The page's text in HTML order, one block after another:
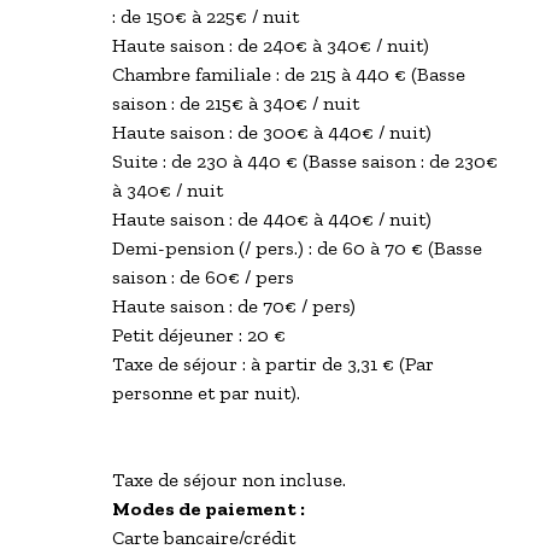
: de 150€ à 225€ / nuit
Haute saison : de 240€ à 340€ / nuit)
Chambre familiale : de 215 à 440 € (Basse
saison : de 215€ à 340€ / nuit
Haute saison : de 300€ à 440€ / nuit)
Suite : de 230 à 440 € (Basse saison : de 230€
à 340€ / nuit
Haute saison : de 440€ à 440€ / nuit)
Demi-pension (/ pers.) : de 60 à 70 € (Basse
saison : de 60€ / pers
Haute saison : de 70€ / pers)
Petit déjeuner : 20 €
Taxe de séjour : à partir de 3,31 € (Par
personne et par nuit).
Taxe de séjour non incluse.
Modes de paiement :
Carte bancaire/crédit